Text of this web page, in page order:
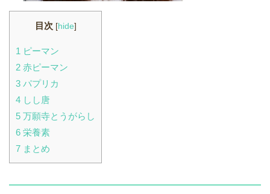
目次 [hide]
1 ピーマン
2 赤ピーマン
3 パプリカ
4 しし唐
5 万願寺とうがらし
6 栄養素
7 まとめ